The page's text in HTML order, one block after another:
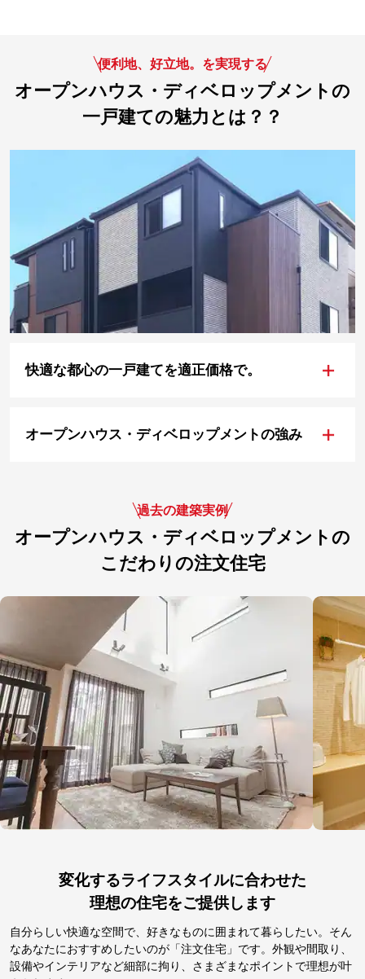
便利地、好立地。を実現する
オープンハウス・ディベロップメントの
一戸建ての魅力とは？？
快適な都心の一戸建てを適正価格で。 +
オープンハウス・ディベロップメントの強み +
過去の建築実例
オープンハウス・ディベロップメントの
こだわりの注文住宅
変化するライフスタイルに合わせた
理想の住宅をご提供します
自分らしい快適な空間で、好きなものに囲まれて暮らしたい。そん
なあなたにおすすめしたいのが「注文住宅」です。外観や間取り、
設備やインテリアなど細部に拘り、さまざまなポイントで理想が叶